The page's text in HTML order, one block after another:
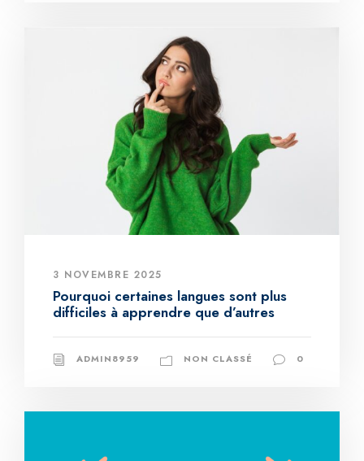
3 NOVEMBRE 2025
Pourquoi certaines langues sont plus
difficiles à apprendre que d’autres
ADMIN8959 NON CLASSÉ 0